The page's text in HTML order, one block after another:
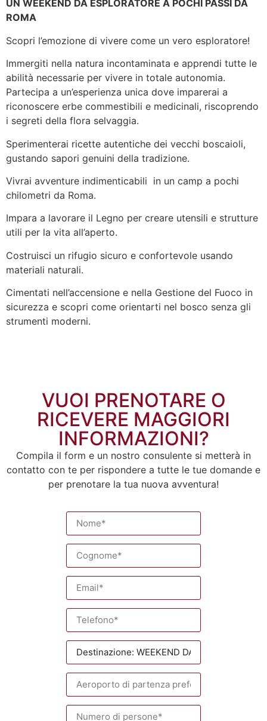
UN WEEKEND DA ESPLORATORE A POCHI PASSI DA
ROMA
Scopri l’emozione di vivere come un vero esploratore!
Immergiti nella natura incontaminata e apprendi tutte le
abilità necessarie per vivere in totale autonomia.
Partecipa a un’esperienza unica dove imparerai a
riconoscere erbe commestibili e medicinali, riscoprendo
i segreti della flora selvaggia.
Sperimenterai ricette autentiche dei vecchi boscaioli,
gustando sapori genuini della tradizione.
Vivrai avventure indimenticabili in un camp a pochi
chilometri da Roma.
Impara a lavorare il Legno per creare utensili e strutture
utili per la vita all’aperto.
Costruisci un rifugio sicuro e confortevole usando
materiali naturali.
Cimentati nell’accensione e nella Gestione del Fuoco in
sicurezza e scopri come orientarti nel bosco senza gli
strumenti moderni.
VUOI PRENOTARE O
RICEVERE MAGGIORI
INFORMAZIONI?
Compila il form e un nostro consulente si metterà in
contatto con te per rispondere a tutte le tue domande e
per prenotare la tua nuova avventura!